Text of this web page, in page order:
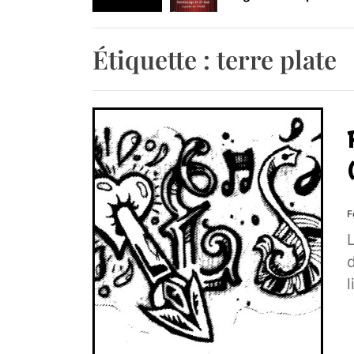
Retrouvez-nous au
Étiquette : terre plate